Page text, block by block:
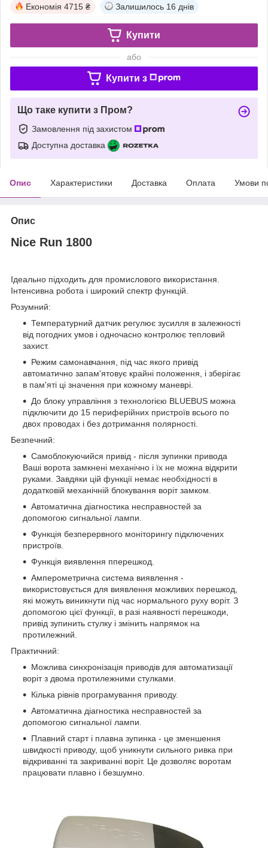
Економія 4715 ₴ Залишилось 16 днів
Купити
або
Купити з
Що таке купити з Пром?
Замовлення під захистом
Доступна доставка
Опис Характеристики Доставка Оплата Умови
Опис
Nice Run 1800
Ідеально підходить для промислового використання.
Інтенсивна робота і широкий спектр функцій.
Розумний:
Температурний датчик регулює зусилля в залежності
від погодних умов і одночасно контролює тепловий
захист.
Режим самонавчання, під час якого привід
автоматично запам'ятовує крайні положення, і зберігає
в пам'яті ці значення при кожному маневрі.
До блоку управління з технологією BLUEBUS можна
підключити до 15 периферійних пристроїв всього по
двох проводах і без дотримання полярності.
Безпечний:
Самоблокуючийся привід - після зупинки привода
Ваші ворота замкнені механічно і їх не можна відкрити
руками. Завдяки цій функції немає необхідності в
додатковій механічній блокування воріт замком.
Автоматична діагностика несправностей за
допомогою сигнальної лампи.
Функція безперервного моніторингу підключених
пристроїв.
Функція виявлення пперешкод.
Амперометрична система виявлення -
використовується для виявлення можливих перешкод,
які можуть виникнути під час нормального руху воріт. З
допомогою цієї функції, в разі наявності перешкоди,
привід зупинить стулку і змінить напрямок на
протилежний.
Практичний:
Можлива синхронізація приводів для автоматизації
воріт з двома протилежними стулками.
Кілька рівнів програмування приводу.
Автоматична діагностика несправностей за
допомогою сигнальної лампи.
Плавний старт і плавна зупинка - це зменшення
швидкості приводу, щоб уникнути сильного ривка при
відкриванні та закриванні воріт. Це дозволяє воротам
працювати плавно і безшумно.